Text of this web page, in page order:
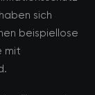
sich
beispiellose
mit